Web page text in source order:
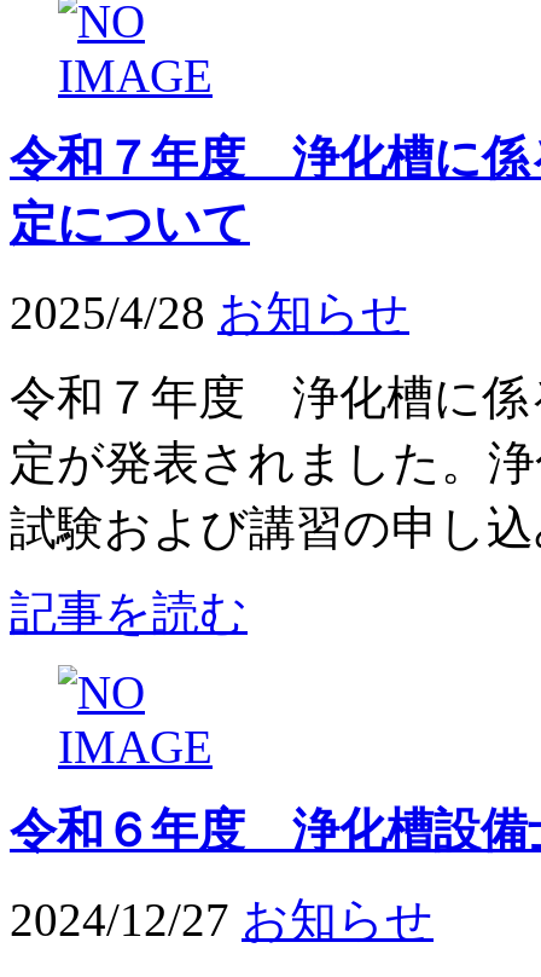
令和７年度 浄化槽に係
定について
2025/4/28 お知らせ
令和７年度 浄化槽に係
定が発表されました。
試験および講習の申し
記事を読む
令和６年度 浄化槽設備
2024/12/27 お知らせ